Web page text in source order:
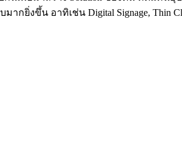
อาทิเช่น Digital Signage, Thin